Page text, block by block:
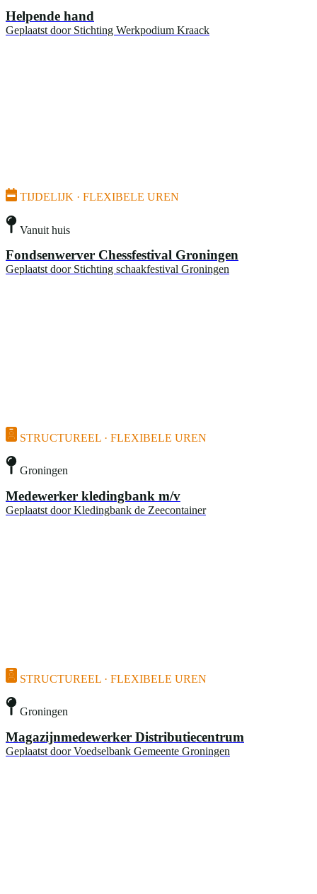
Helpende hand
Geplaatst door Stichting Werkpodium Kraack
TIJDELIJK · FLEXIBELE UREN
Vanuit huis
Fondsenwerver Chessfestival Groningen
Geplaatst door Stichting schaakfestival Groningen
STRUCTUREEL · FLEXIBELE UREN
Groningen
Medewerker kledingbank m/v
Geplaatst door Kledingbank de Zeecontainer
STRUCTUREEL · FLEXIBELE UREN
Groningen
Magazijnmedewerker Distributiecentrum
Geplaatst door Voedselbank Gemeente Groningen